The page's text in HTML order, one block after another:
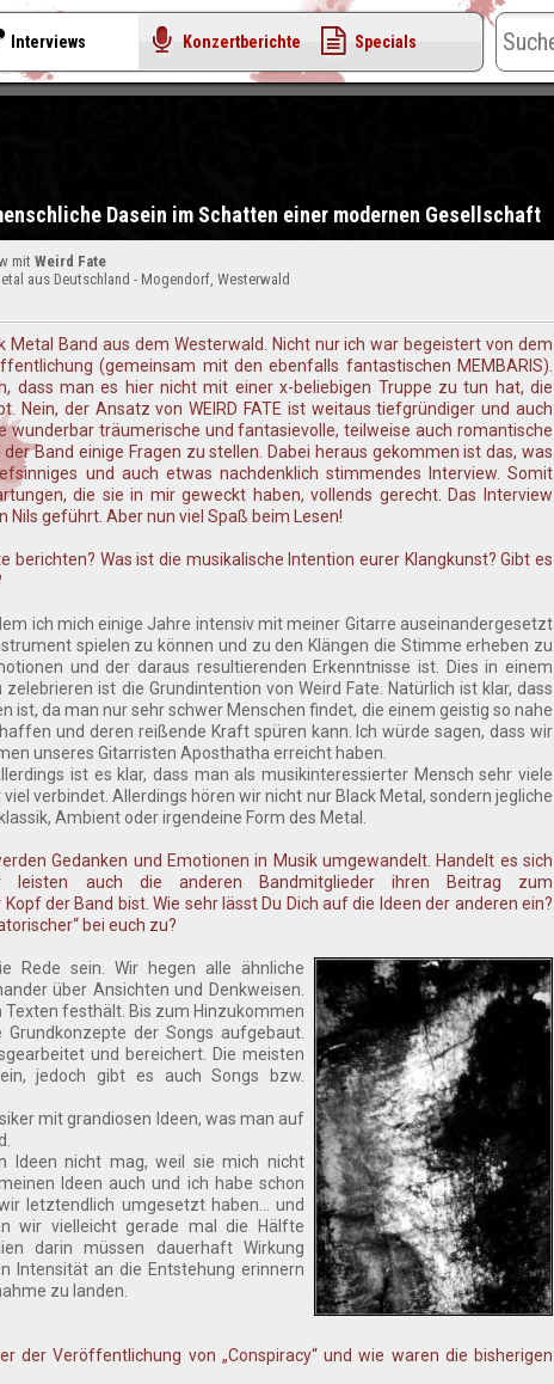
Dasein im Schatten einer modernen Gesellschaft
mit Weird Fate
aus Deutschland - Mogendorf, Westerwald
Metal Band aus dem Westerwald. Nicht nur ich war begeistert von dem
(gemeinsam mit den ebenfalls fantastischen MEMBARIS).
dass man es hier nicht mit einer x-beliebigen Truppe zu tun hat, die
Nein, der Ansatz von WEIRD FATE ist weitaus tiefgründiger und auch
wunderbar träumerische und fantasievolle, teilweise auch romantische
Band einige Fragen zu stellen. Dabei heraus gekommen ist das, was
und auch etwas nachdenklich stimmendes Interview. Somit
die sie in mir geweckt haben, vollends gerecht. Das Interview
geführt. Aber nun viel Spaß beim Lesen!
berichten? Was ist die musikalische Intention eurer Klangkunst? Gibt es
ich mich einige Jahre intensiv mit meiner Gitarre auseinandergesetzt
spielen zu können und zu den Klängen die Stimme erheben zu
und der daraus resultierenden Erkenntnisse ist. Dies in einem
ist die Grundintention von Weird Fate. Natürlich ist klar, dass
ist, da man nur sehr schwer Menschen findet, die einem geistig so nahe
und deren reißende Kraft spüren kann. Ich würde sagen, dass wir
unseres Gitarristen Aposthatha erreicht haben.
ist es klar, dass man als musikinteressierter Mensch sehr viele
verbindet. Allerdings hören wir nicht nur Black Metal, sondern jegliche
Ambient oder irgendeine Form des Metal.
Gedanken und Emotionen in Musik umgewandelt. Handelt es sich
leisten auch die anderen Bandmitglieder ihren Beitrag zum
der Band bist. Wie sehr lässt Du Dich auf die Ideen der anderen ein?
bei euch zu?
Rede sein. Wir hegen alle ähnliche
über Ansichten und Denkweisen.
Texten festhält. Bis zum Hinzukommen
der Songs aufgebaut.
und bereichert. Die meisten
jedoch gibt es auch Songs bzw.
mit grandiosen Ideen, was man auf
Ideen nicht mag, weil sie mich nicht
Ideen auch und ich habe schon
letztendlich umgesetzt haben... und
wir vielleicht gerade mal die Hälfte
darin müssen dauerhaft Wirkung
Intensität an die Entstehung erinnern
zu landen.
der Veröffentlichung von „Conspiracy“ und wie waren die bisherigen
Interviews Konzertberichte Specials